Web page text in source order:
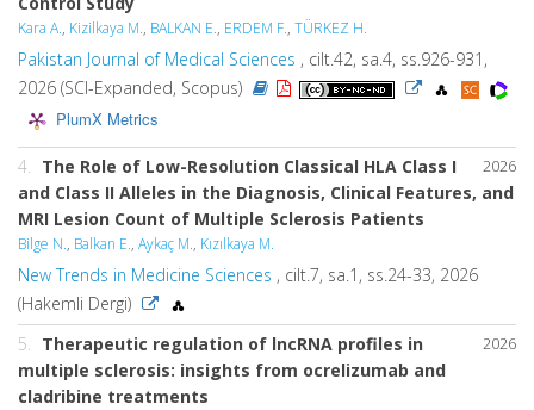
Kara A., Kizilkaya M., BALKAN E., ERDEM F., TÜRKEZ H.
Pakistan Journal of Medical Sciences , cilt.42, sa.4, ss.926-931,
2026 (SCI-Expanded, Scopus)
PlumX Metrics
2026
4. The Role of Low-Resolution Classical HLA Class I
and Class II Alleles in the Diagnosis, Clinical Features, and
MRI Lesion Count of Multiple Sclerosis Patients
Bilge N., Balkan E., Aykaç M., Kızılkaya M.
New Trends in Medicine Sciences , cilt.7, sa.1, ss.24-33, 2026
(Hakemli Dergi)
2026
5. Therapeutic regulation of lncRNA profiles in
multiple sclerosis: insights from ocrelizumab and
cladribine treatments